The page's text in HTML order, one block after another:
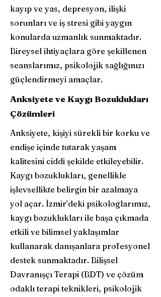
kayıp ve yas, depresyon, ilişki
sorunları ve iş stresi gibi yaygın
konularda uzmanlık sunmaktadır.
Bireysel ihtiyaçlara göre şekillenen
seanslarımız, psikolojik sağlığınızı
güçlendirmeyi amaçlar.
Anksiyete ve Kaygı Bozuklukları
Çözümleri
Anksiyete, kişiyi sürekli bir korku ve
endişe içinde tutarak yaşam
kalitesini ciddi şekilde etkileyebilir.
Kaygı bozuklukları, genellikle
işlevsellikte belirgin bir azalmaya
yol açar. İzmir’deki psikologlarımız,
kaygı bozuklukları ile başa çıkmada
etkili ve bilimsel yaklaşımlar
kullanarak danışanlara profesyonel
destek sunmaktadır. Bilişsel
Davranışçı Terapi (BDT) ve çözüm
odaklı terapi teknikleri, psikolojik